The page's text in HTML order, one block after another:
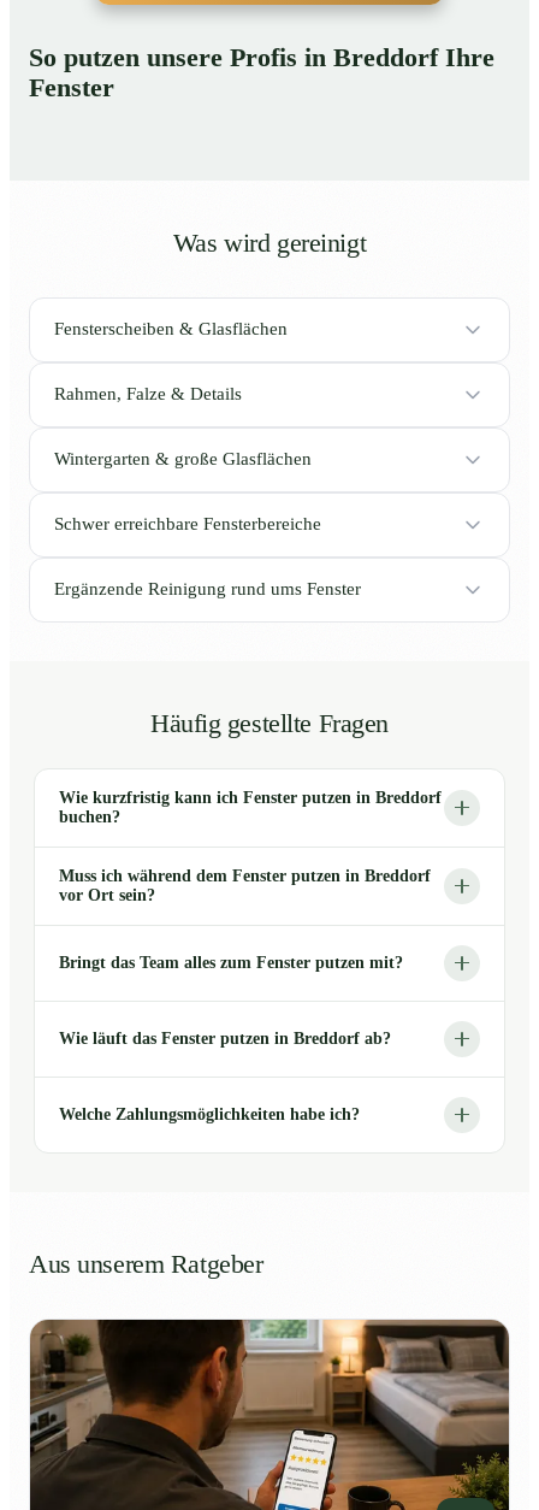
So putzen unsere Profis in Breddorf Ihre
Fenster
Was wird gereinigt
Fensterscheiben & Glasflächen
Rahmen, Falze & Details
Wintergarten & große Glasflächen
Schwer erreichbare Fensterbereiche
Ergänzende Reinigung rund ums Fenster
Häufig gestellte Fragen
Wie kurzfristig kann ich Fenster putzen in Breddorf
buchen?
Muss ich während dem Fenster putzen in Breddorf
vor Ort sein?
Bringt das Team alles zum Fenster putzen mit?
Wie läuft das Fenster putzen in Breddorf ab?
Welche Zahlungsmöglichkeiten habe ich?
Aus unserem Ratgeber